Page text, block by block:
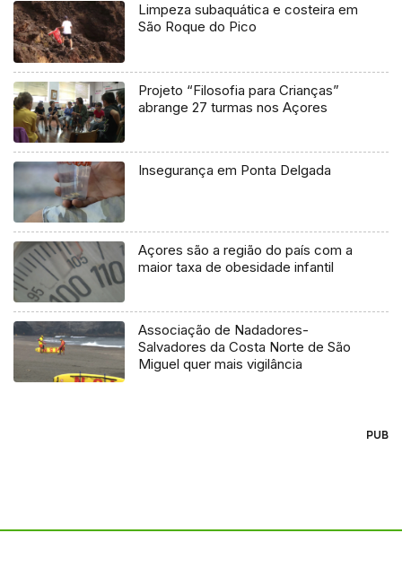
Limpeza subaquática e costeira em
São Roque do Pico
Projeto “Filosofia para Crianças”
abrange 27 turmas nos Açores
Insegurança em Ponta Delgada
Açores são a região do país com a
maior taxa de obesidade infantil
Associação de Nadadores-
Salvadores da Costa Norte de São
Miguel quer mais vigilância
PUB